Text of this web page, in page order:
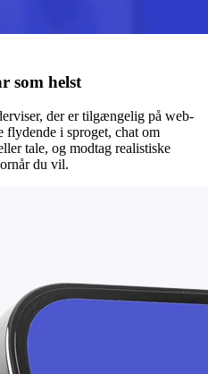
som helst
der er tilgængelig på web-
i sproget, chat om
tale, og modtag realistiske
du vil.